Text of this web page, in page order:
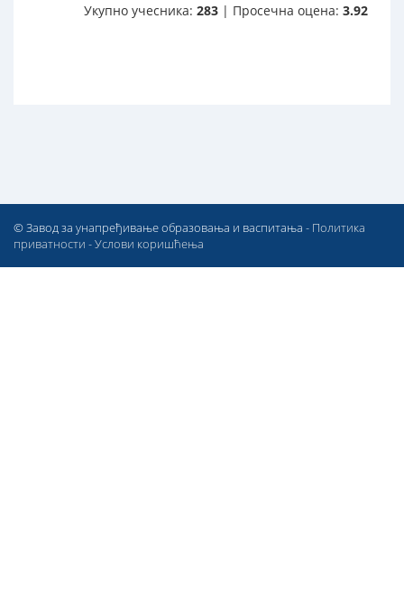
Укупно учесника: 283 | Просечна оцена: 3.92
© Завод за унапређивање образовања и васпитања - Политика
приватности -Услови коришћења